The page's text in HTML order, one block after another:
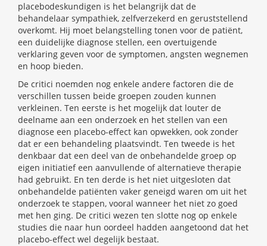
placebodeskundigen is het belangrijk dat de
behandelaar sympathiek, zelfverzekerd en geruststellend
overkomt. Hij moet belangstelling tonen voor de patiënt,
een duidelijke diagnose stellen, een overtuigende
verklaring geven voor de symptomen, angsten wegnemen
en hoop bieden.
De critici noemden nog enkele andere factoren die de
verschillen tussen beide groepen zouden kunnen
verkleinen. Ten eerste is het mogelijk dat louter de
deelname aan een onderzoek en het stellen van een
diagnose een placebo-effect kan opwekken, ook zonder
dat er een behandeling plaatsvindt. Ten tweede is het
denkbaar dat een deel van de onbehandelde groep op
eigen initiatief een aanvullende of alternatieve therapie
had gebruikt. En ten derde is het niet uitgesloten dat
onbehandelde patiënten vaker geneigd waren om uit het
onderzoek te stappen, vooral wanneer het niet zo goed
met hen ging. De critici wezen ten slotte nog op enkele
studies die naar hun oordeel hadden aangetoond dat het
placebo-effect wel degelijk bestaat.